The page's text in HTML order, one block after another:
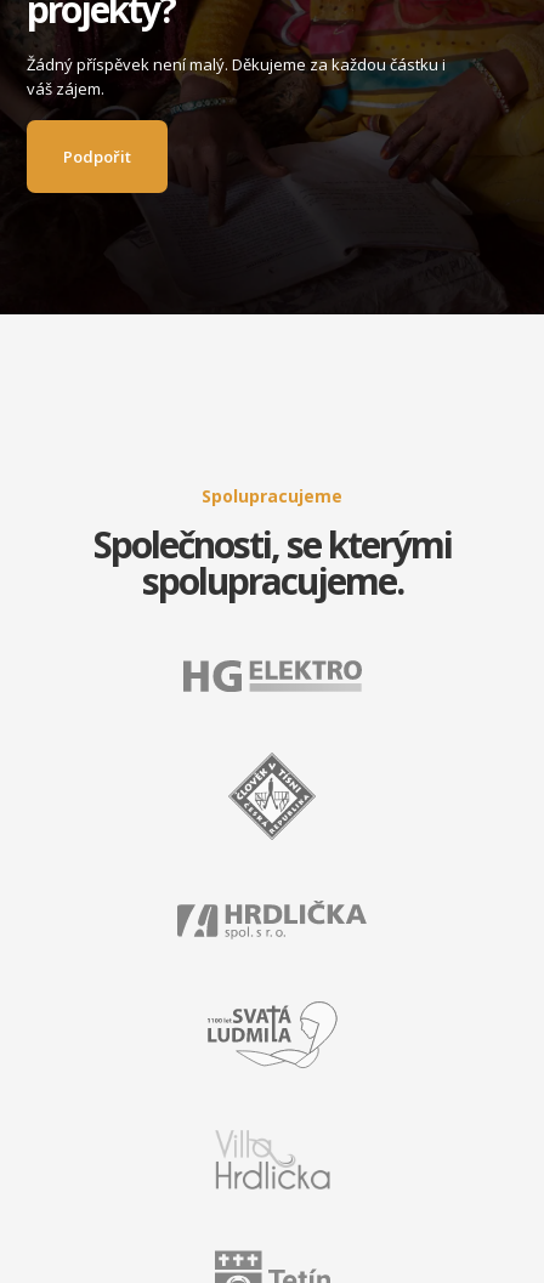
Žádný příspěvek není malý. Děkujeme za každou částku i
váš zájem.
Podpořit
Spolupracujeme
Společnosti, se kterými
spolupracujeme.